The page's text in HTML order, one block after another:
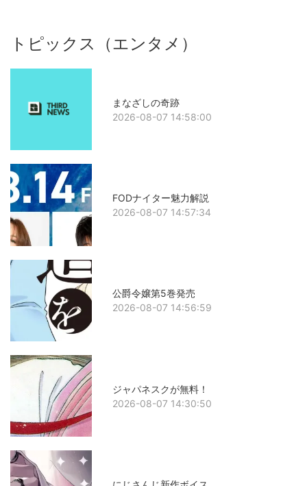
トピックス（エンタメ）
まなざしの奇跡
2026-08-07 14:58:00
FODナイター魅力解説
2026-08-07 14:57:34
公爵令嬢第5巻発売
2026-08-07 14:56:59
ジャパネスクが無料！
2026-08-07 14:30:50